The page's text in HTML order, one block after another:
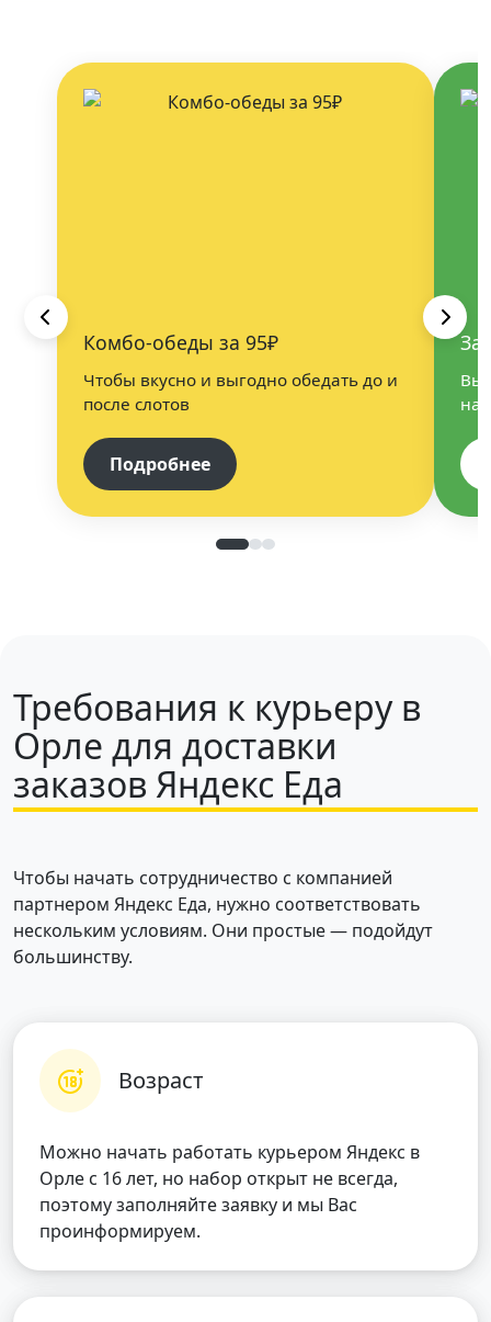
Комбо-обеды за 95₽
Чтобы вкусно и выгодно обедать до и
после слотов
Подробнее
Требования к курьеру в
Орле для доставки
заказов Яндекс Еда
Чтобы начать сотрудничество с компанией
партнером Яндекс Еда, нужно соответствовать
нескольким условиям. Они простые — подойдут
большинству.
Возраст
Можно начать работать курьером Яндекс в
Орле с 16 лет, но набор открыт не всегда,
поэтому заполняйте заявку и мы Вас
проинформируем.